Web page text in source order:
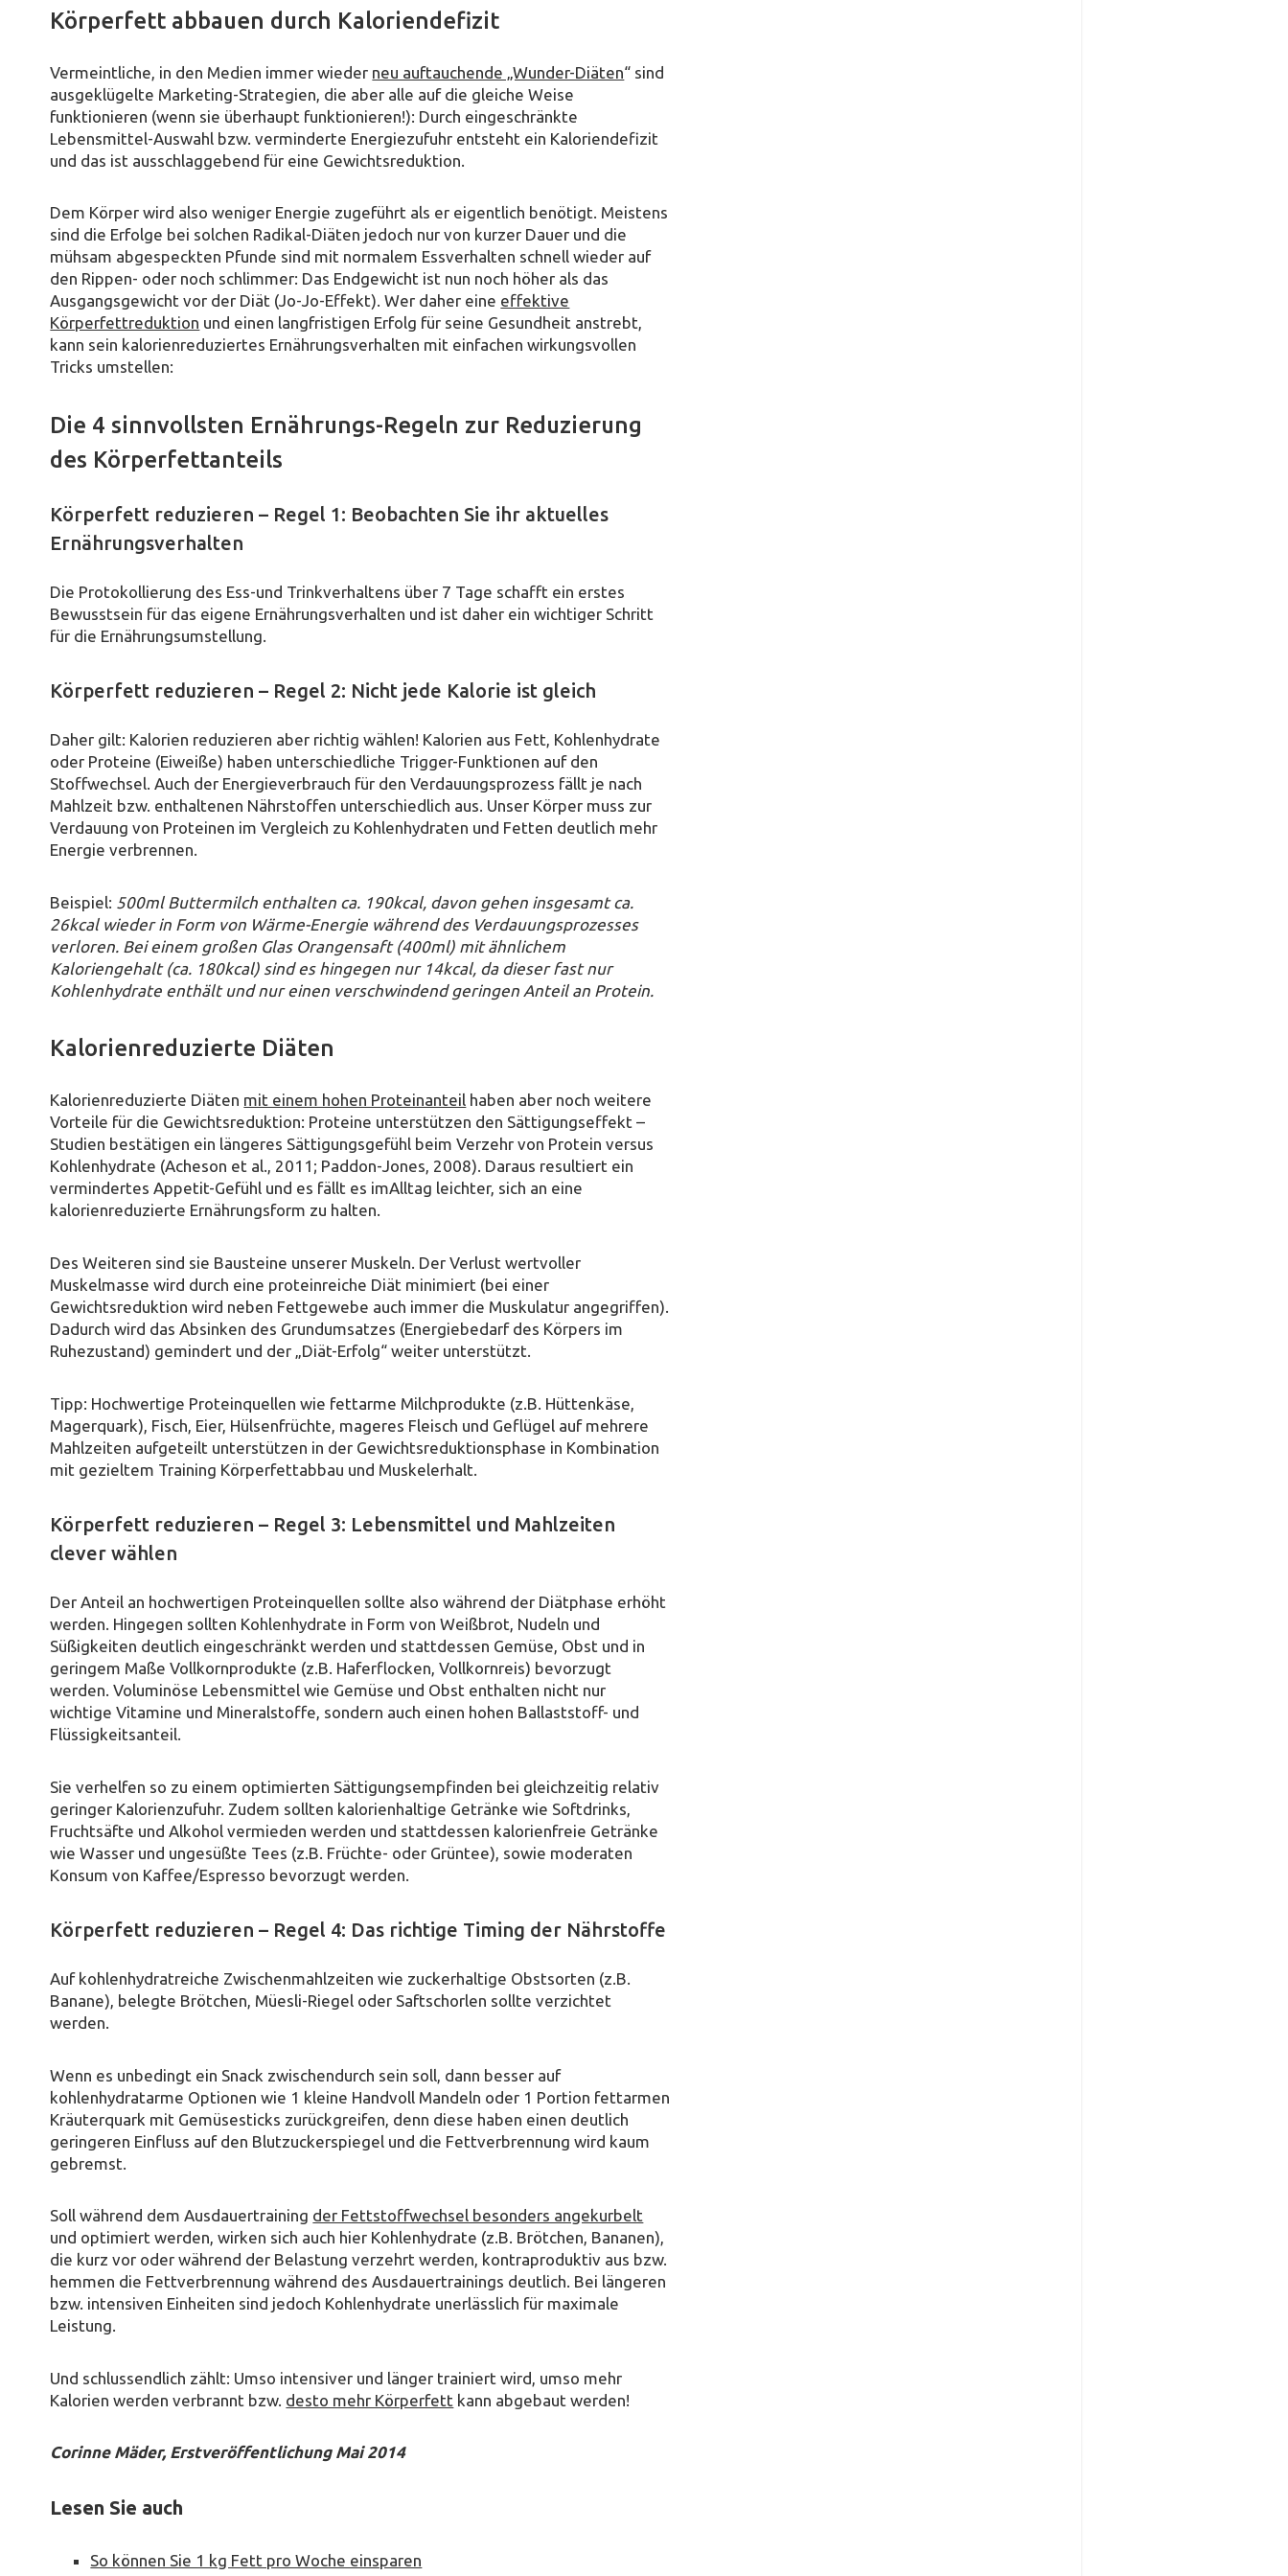
Körperfett abbauen durch Kaloriendefizit
Vermeintliche, in den Medien immer wieder neu auftauchende „Wunder-Diäten“ sind
ausgeklügelte Marketing-Strategien, die aber alle auf die gleiche Weise
funktionieren (wenn sie überhaupt funktionieren!): Durch eingeschränkte
Lebensmittel-Auswahl bzw. verminderte Energiezufuhr entsteht ein Kaloriendefizit
und das ist ausschlaggebend für eine Gewichtsreduktion.
Dem Körper wird also weniger Energie zugeführt als er eigentlich benötigt. Meistens
sind die Erfolge bei solchen Radikal-Diäten jedoch nur von kurzer Dauer und die
mühsam abgespeckten Pfunde sind mit normalem Essverhalten schnell wieder auf
den Rippen- oder noch schlimmer: Das Endgewicht ist nun noch höher als das
Ausgangsgewicht vor der Diät (Jo-Jo-Effekt). Wer daher eine effektive
Körperfettreduktion und einen langfristigen Erfolg für seine Gesundheit anstrebt,
kann sein kalorienreduziertes Ernährungsverhalten mit einfachen wirkungsvollen
Tricks umstellen:
Die 4 sinnvollsten Ernährungs-Regeln zur Reduzierung
des Körperfettanteils
Körperfett reduzieren – Regel 1: Beobachten Sie ihr aktuelles
Ernährungsverhalten
Die Protokollierung des Ess-und Trinkverhaltens über 7 Tage schafft ein erstes
Bewusstsein für das eigene Ernährungsverhalten und ist daher ein wichtiger Schritt
für die Ernährungsumstellung.
Körperfett reduzieren – Regel 2: Nicht jede Kalorie ist gleich
Daher gilt: Kalorien reduzieren aber richtig wählen! Kalorien aus Fett, Kohlenhydrate
oder Proteine (Eiweiße) haben unterschiedliche Trigger-Funktionen auf den
Stoffwechsel. Auch der Energieverbrauch für den Verdauungsprozess fällt je nach
Mahlzeit bzw. enthaltenen Nährstoffen unterschiedlich aus. Unser Körper muss zur
Verdauung von Proteinen im Vergleich zu Kohlenhydraten und Fetten deutlich mehr
Energie verbrennen.
Beispiel: 500ml Buttermilch enthalten ca. 190kcal, davon gehen insgesamt ca.
26kcal wieder in Form von Wärme-Energie während des Verdauungsprozesses
verloren. Bei einem großen Glas Orangensaft (400ml) mit ähnlichem
Kaloriengehalt (ca. 180kcal) sind es hingegen nur 14kcal, da dieser fast nur
Kohlenhydrate enthält und nur einen verschwindend geringen Anteil an Protein.
Kalorienreduzierte Diäten
Kalorienreduzierte Diäten mit einem hohen Proteinanteil haben aber noch weitere
Vorteile für die Gewichtsreduktion: Proteine unterstützen den Sättigungseffekt –
Studien bestätigen ein längeres Sättigungsgefühl beim Verzehr von Protein versus
Kohlenhydrate (Acheson et al., 2011; Paddon-Jones, 2008). Daraus resultiert ein
vermindertes Appetit-Gefühl und es fällt es imAlltag leichter, sich an eine
kalorienreduzierte Ernährungsform zu halten.
Des Weiteren sind sie Bausteine unserer Muskeln. Der Verlust wertvoller
Muskelmasse wird durch eine proteinreiche Diät minimiert (bei einer
Gewichtsreduktion wird neben Fettgewebe auch immer die Muskulatur angegriffen).
Dadurch wird das Absinken des Grundumsatzes (Energiebedarf des Körpers im
Ruhezustand) gemindert und der „Diät-Erfolg“ weiter unterstützt.
Tipp: Hochwertige Proteinquellen wie fettarme Milchprodukte (z.B. Hüttenkäse,
Magerquark), Fisch, Eier, Hülsenfrüchte, mageres Fleisch und Geflügel auf mehrere
Mahlzeiten aufgeteilt unterstützen in der Gewichtsreduktionsphase in Kombination
mit gezieltem Training Körperfettabbau und Muskelerhalt.
Körperfett reduzieren – Regel 3: Lebensmittel und Mahlzeiten
clever wählen
Der Anteil an hochwertigen Proteinquellen sollte also während der Diätphase erhöht
werden. Hingegen sollten Kohlenhydrate in Form von Weißbrot, Nudeln und
Süßigkeiten deutlich eingeschränkt werden und stattdessen Gemüse, Obst und in
geringem Maße Vollkornprodukte (z.B. Haferflocken, Vollkornreis) bevorzugt
werden. Voluminöse Lebensmittel wie Gemüse und Obst enthalten nicht nur
wichtige Vitamine und Mineralstoffe, sondern auch einen hohen Ballaststoff- und
Flüssigkeitsanteil.
Sie verhelfen so zu einem optimierten Sättigungsempfinden bei gleichzeitig relativ
geringer Kalorienzufuhr. Zudem sollten kalorienhaltige Getränke wie Softdrinks,
Fruchtsäfte und Alkohol vermieden werden und stattdessen kalorienfreie Getränke
wie Wasser und ungesüßte Tees (z.B. Früchte- oder Grüntee), sowie moderaten
Konsum von Kaffee/Espresso bevorzugt werden.
Körperfett reduzieren – Regel 4: Das richtige Timing der Nährstoffe
Auf kohlenhydratreiche Zwischenmahlzeiten wie zuckerhaltige Obstsorten (z.B.
Banane), belegte Brötchen, Müesli-Riegel oder Saftschorlen sollte verzichtet
werden.
Wenn es unbedingt ein Snack zwischendurch sein soll, dann besser auf
kohlenhydratarme Optionen wie 1 kleine Handvoll Mandeln oder 1 Portion fettarmen
Kräuterquark mit Gemüsesticks zurückgreifen, denn diese haben einen deutlich
geringeren Einfluss auf den Blutzuckerspiegel und die Fettverbrennung wird kaum
gebremst.
Soll während dem Ausdauertraining der Fettstoffwechsel besonders angekurbelt
und optimiert werden, wirken sich auch hier Kohlenhydrate (z.B. Brötchen, Bananen),
die kurz vor oder während der Belastung verzehrt werden, kontraproduktiv aus bzw.
hemmen die Fettverbrennung während des Ausdauertrainings deutlich. Bei längeren
bzw. intensiven Einheiten sind jedoch Kohlenhydrate unerlässlich für maximale
Leistung.
Und schlussendlich zählt: Umso intensiver und länger trainiert wird, umso mehr
Kalorien werden verbrannt bzw. desto mehr Körperfett kann abgebaut werden!
Corinne Mäder, Erstveröffentlichung Mai 2014
Lesen Sie auch
So können Sie 1 kg Fett pro Woche einsparen